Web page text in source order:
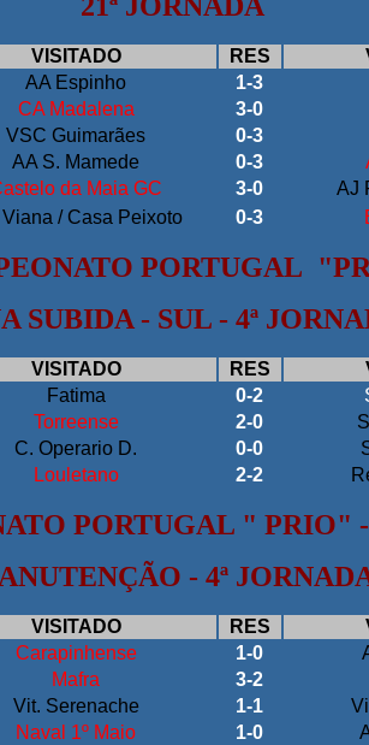
VISITADO RES
AA Espinho 1-3
CA Madalena 3-0
VSC Guimarães 0-3
AA S. Mamede 0-3
da Maia GC 3-0
AJ
/ Casa Peixoto 0-3
PORTUGAL
SUBIDA - SUL - 4ª
VISITADO RES
Fatima 0-2
Torreense 2-0
C. Operario D. 0-0
Louletano 2-2
PORTUGAL " PRIO"
- 4ª
VISITADO RES
Carapinhense 1-0
Mafra 3-2
Vit. Serenache 1-1
Naval 1º Maio 1-0